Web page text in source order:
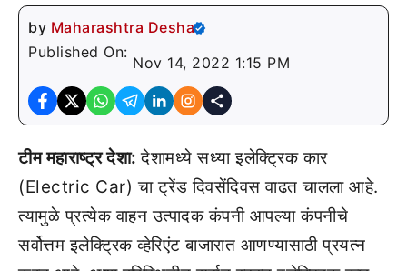
by Maharashtra Desha
Published On:
Nov 14, 2022 1:15 PM
टीम महाराष्ट्र देशा:देशामध्ये सध्या इलेक्ट्रिक कार
(Electric Car) चा ट्रेंड दिवसेंदिवस वाढत चालला आहे.
त्यामुळे प्रत्येक वाहन उत्पादक कंपनी आपल्या कंपनीचे
सर्वोत्तम इलेक्ट्रिक व्हेरिएंट बाजारात आणण्यासाठी प्रयत्न